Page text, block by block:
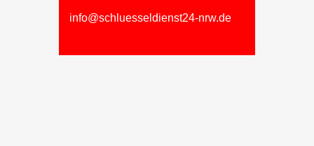
info@schluesseldienst24-nrw.de